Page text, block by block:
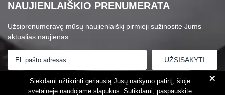
NAUJIENLAIŠKIO PRENUMERATA
Užsiprenumeravę mūsų naujienlaiškį pirmieji sužinosite Jums
aktualias naujienas.
Susipažinau suPrivatumo politika +
Siekdami užtikrinti geriausią Jūsų naršymo patirtį, šioje
svetainėje naudojame slapukus. Sutikdami, paspauskite